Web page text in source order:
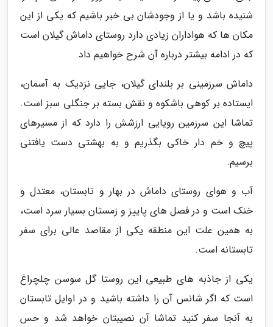
شنیده باشد و یا از وجودشان بی خبر باشیم که یکی از این
مکان ها که هواداران زیادی دارد روستای داماش گیلان است
که در ادامه بیشتر درباره آن شرح خواهیم داد
داماش سرزمینی بر بلندای گیلان، جایی نزدیک به آسمان،
ایستاده بر کوهی باشکوه و نقش بسته بر جنگلی سبز است.
تماشا این سرزمین رویایی ارزشش را دارد که از مسیرهای
پیچ و خم دار خاکی بگذریم و به بهشتی دست یافتنی
برسیم.
آب و هوای روستای داماش در بهار و تابستان، معتدل و
خنک است و در فصل های پاییز و زمستان بسیار سرد است،
به همین علت این منطقه یکی از مقاصد عالی برای سفر
تابستانه است.
یکی از جاذبه های طبیعی این روستا گل سوسن چلچراغ
است که اگر شانس آن را داشته باشید و در اوایل تابستان
به آنجا سفر کنید تماشا آن نصیبتان خواهد شد و حس